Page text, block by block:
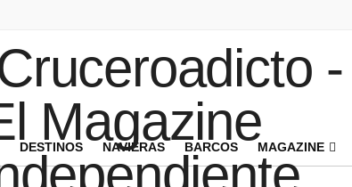
DESTINOS NAVIERAS BARCOS MAGAZINE